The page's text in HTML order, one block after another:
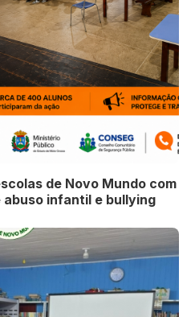
de Novo Mundo com
infantil e bullying